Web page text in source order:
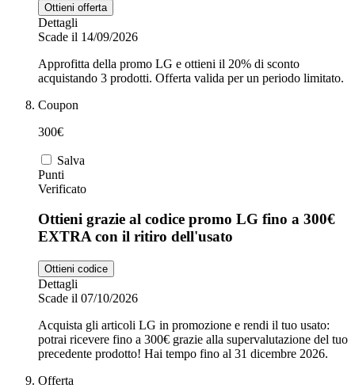
Ottieni offerta
Dettagli
Scade il 14/09/2026
Approfitta della promo LG e ottieni il 20% di sconto
acquistando 3 prodotti. Offerta valida per un periodo limitato.
Coupon
300€
Salva
Punti
Verificato
Ottieni grazie al codice promo LG fino a 300€
EXTRA con il ritiro dell'usato
Ottieni codice
Dettagli
Scade il 07/10/2026
Acquista gli articoli LG in promozione e rendi il tuo usato:
potrai ricevere fino a 300€ grazie alla supervalutazione del tuo
precedente prodotto! Hai tempo fino al 31 dicembre 2026.
Offerta